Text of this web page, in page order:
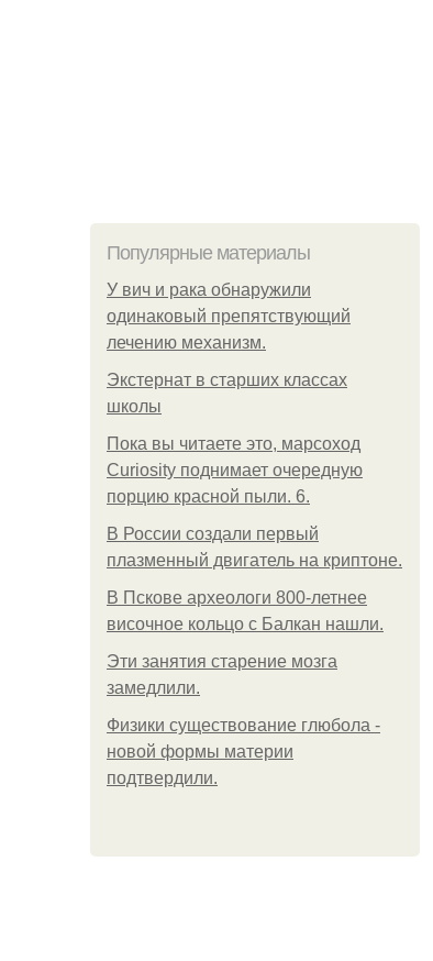
Популярные материалы
У вич и рака обнаружили
одинаковый препятствующий
лечению механизм.
Экстернат в старших классах
школы
Пока вы читаете это, марсоход
Curiosity поднимает очередную
порцию красной пыли. 6.
В России создали первый
плазменный двигатель на криптоне.
В Пскове археологи 800-летнее
височное кольцо с Балкан нашли.
Эти занятия старение мозга
замедлили.
Физики существование глюбола -
новой формы материи
подтвердили.